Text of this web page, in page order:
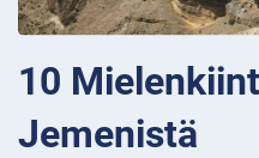
10
Jemenistä